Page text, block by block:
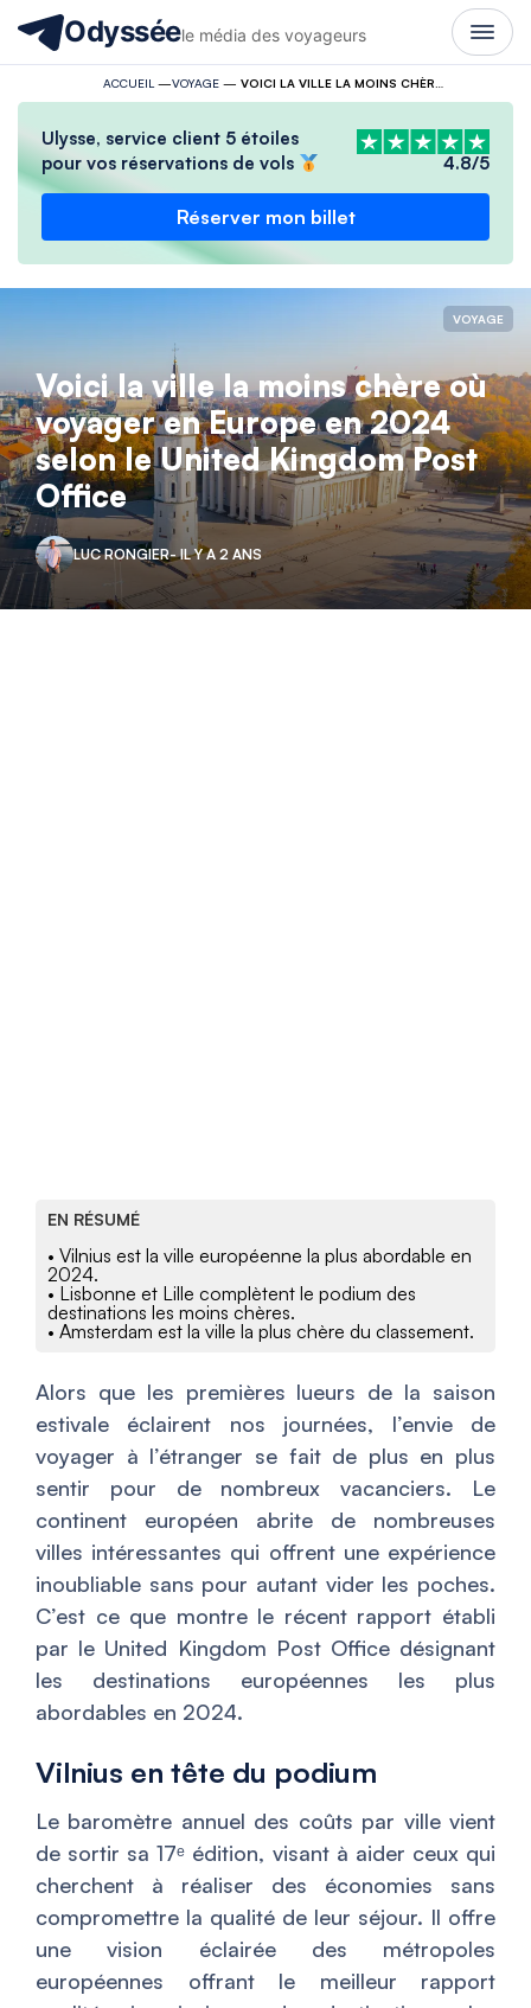
Odysséele média des voyageurs
ACCUEIL —VOYAGE—
Ulysse, service client 5 étoiles
pour vos réservations de vols
4.8/5
Réserver mon billet
VOYAGE
Voici la ville la moins chère où
voyager en Europe en 2024
selon le United Kingdom Post
Office
LUC RONGIER- IL Y A 2 ANS
EN RÉSUMÉ
• Vilnius est la ville européenne la plus abordable en
2024.
• Lisbonne et Lille complètent le podium des
destinations les moins chères.
• Amsterdam est la ville la plus chère du classement.
Alors que les premières lueurs de la saison
estivale éclairent nos journées, l’envie de
voyager à l’étranger se fait de plus en plus
sentir pour de nombreux vacanciers. Le
continent européen abrite de nombreuses
villes intéressantes qui offrent une expérience
inoubliable sans pour autant vider les poches.
C’est ce que montre le récent rapport établi
par le United Kingdom Post Office désignant
les destinations européennes les plus
abordables en 2024.
Vilnius en tête du podium
Le baromètre annuel des coûts par ville vient
de sortir sa 17ᵉ édition, visant à aider ceux qui
cherchent à réaliser des économies sans
compromettre la qualité de leur séjour. Il offre
une vision éclairée des métropoles
européennes offrant le meilleur rapport